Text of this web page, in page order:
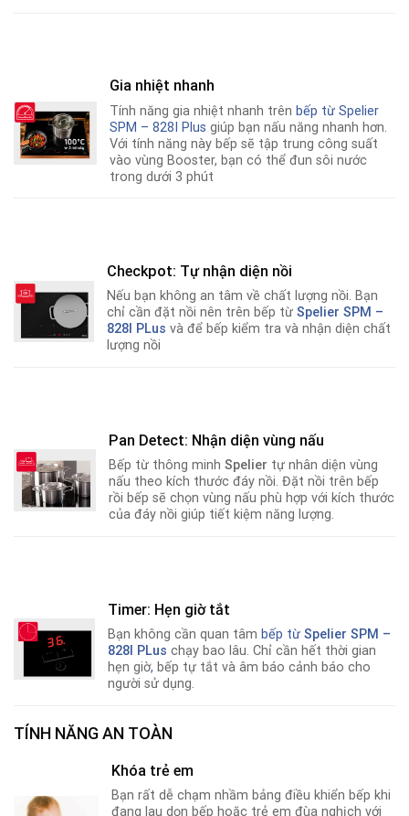
Gia nhiệt nhanh
Tính năng gia nhiệt nhanh trên bếp từ Spelier
SPM – 828I Plus giúp bạn nấu năng nhanh hơn.
Với tính năng này bếp sẽ tập trung công suất
vào vùng Booster, bạn có thể đun sôi nước
trong dưới 3 phút
Checkpot: Tự nhận diện nồi
Nếu bạn không an tâm về chất lượng nồi. Bạn
chỉ cần đặt nồi nên trên bếp từSpelier SPM –
828I PLusvà để bếp kiểm tra và nhận diện chất
lượng nồi
Pan Detect: Nhận diện vùng nấu
Bếp từ thông minhSpelier tự nhân diện vùng
nấu theo kích thước đáy nồi. Đặt nồi trên bếp
rồi bếp sẽ chọn vùng nấu phù hợp với kích thước
của đáy nồi giúp tiết kiệm năng lượng.
Timer: Hẹn giờ tắt
Bạn không cần quan tâm bếp từ Spelier SPM –
828I PLus chạy bao lâu. Chỉ cần hết thời gian
hẹn giờ, bếp tự tắt và âm báo cảnh báo cho
người sử dụng.
TÍNH NĂNG AN TOÀN
Khóa trẻ em
Bạn rất dễ chạm nhầm bảng điều khiển bếp khi
đang lau dọn bếp hoặc trẻ em đùa nghịch với